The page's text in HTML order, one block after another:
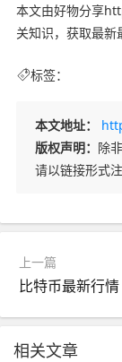
本文由好物分享
关知识，获取最新
标签：
本文地址：
版权声明： 除
请以链接形式
上一篇
相关文章